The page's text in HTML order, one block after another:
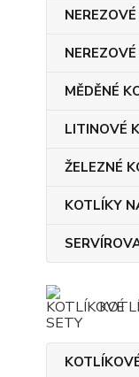
MĚDĚNÉ
LITINOVÉ
ŽELEZNÉ
KOTLÍKY